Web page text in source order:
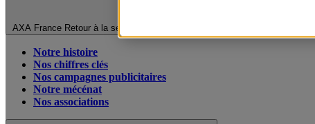
AXA France Retour à la section précédente
Notre histoire
Nos chiffres clés
Nos campagnes publicitaires
Notre mécénat
Nos associations